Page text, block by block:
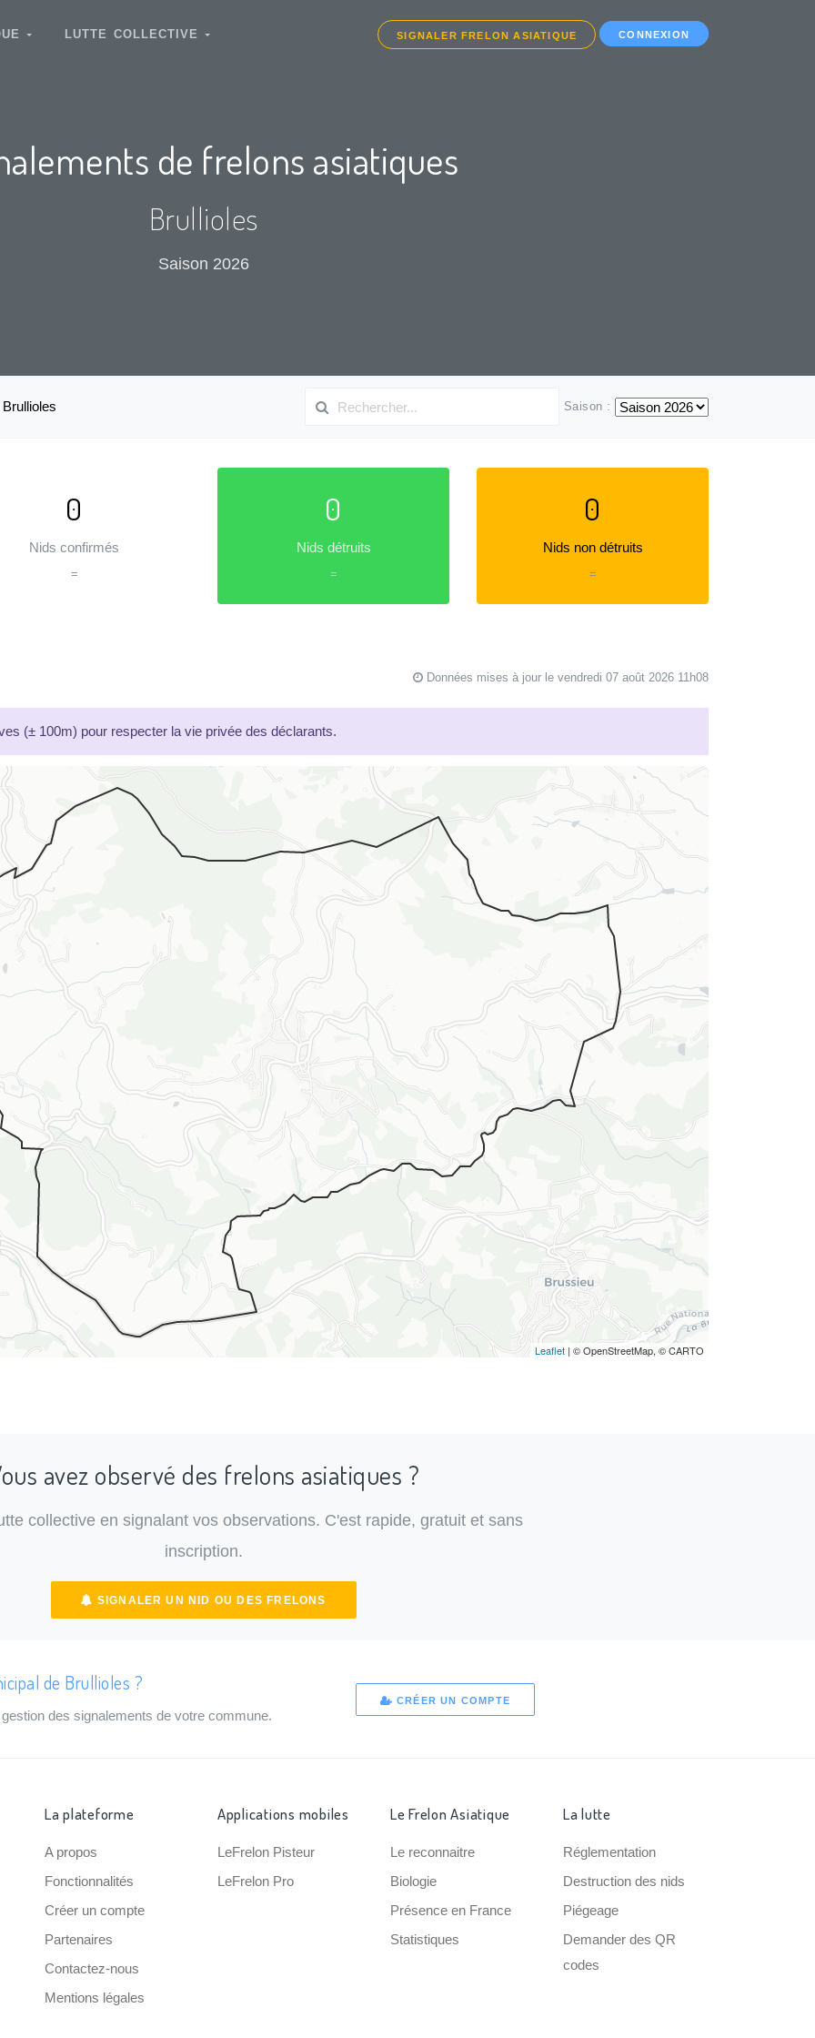
LUTTE COLLECTIVE SIGNALER FRELON ASIATIQUE CONNEXION
de frelons asiatiques
Brullioles
Saison 2026
Brullioles Saison :
0
Nids confirmés
=
0
Nids détruits
=
0
Nids non détruits
=
Données mises à jour le vendredi 07 août 2026 11h08
(± 100m) pour respecter la vie privée des déclarants.
Leaflet | © OpenStreetMap, © CARTO
avez observé des frelons asiatiques ?
collective en signalant vos observations. C'est rapide, gratuit et sans
inscription.
SIGNALER UN NID OU DES FRELONS
de Brullioles ?
des signalements de votre commune.
CRÉER UN COMPTE
La plateforme
A propos
Fonctionnalités
Créer un compte
Partenaires
Contactez-nous
Mentions légales
Applications mobiles
LeFrelon Pisteur
LeFrelon Pro
Le Frelon Asiatique
Le reconnaitre
Biologie
Présence en France
Statistiques
La lutte
Réglementation
Destruction des nids
Piégeage
Demander des QR
codes